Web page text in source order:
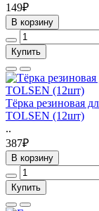
149₽
В корзину
Купить
Тёрка резиновая
TOLSEN (12шт)
..
387₽
В корзину
Купить